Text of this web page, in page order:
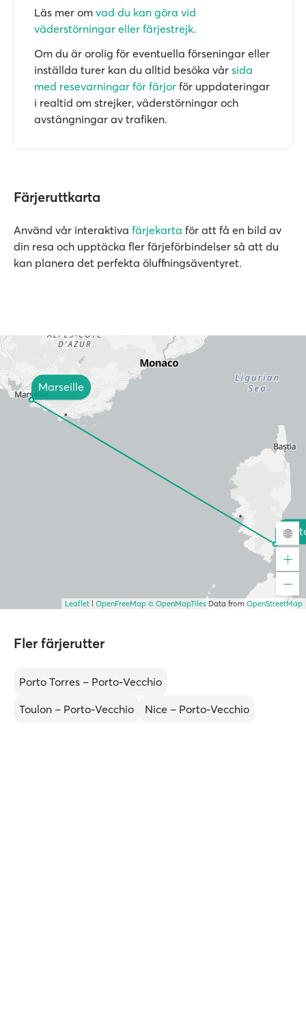
Läs mer om vad du kan göra vid
väderstörningar eller färjestrejk.
Om du är orolig för eventuella förseningar eller
inställda turer kan du alltid besöka vår sida
med resevarningar för färjor för uppdateringar
i realtid om strejker, väderstörningar och
avstängningar av trafiken.
Färjeruttkarta
Använd vår interaktiva färjekarta för att få en bild av
din resa och upptäcka fler färjeförbindelser så att du
kan planera det perfekta öluffningsäventyret.
Marseille
Leaflet OpenFreeMap © OpenMapTiles Data from OpenStreetMap
Fler färjerutter
Porto Torres – Porto-Vecchio
Toulon – Porto-Vecchio
Nice – Porto-Vecchio